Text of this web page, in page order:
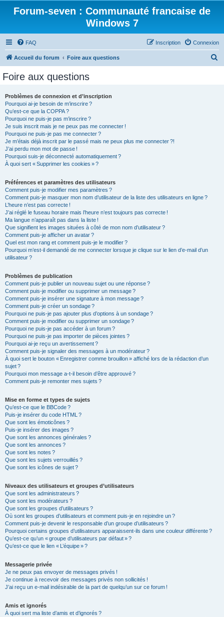
Forum-seven : Communauté francaise de
Windows 7
FAQ Connexion
Inscription
Accueil du forum Foire aux questions
Foire aux questions
Problèmes de connexion et d’inscription
Pourquoi ai-je besoin de m’inscrire ?
Qu’est-ce que la COPPA ?
Pourquoi ne puis-je pas m’inscrire ?
Je suis inscrit mais je ne peux pas me connecter !
Pourquoi ne puis-je pas me connecter ?
Je m’étais déjà inscrit par le passé mais ne peux plus me connecter ?!
J’ai perdu mon mot de passe !
Pourquoi suis-je déconnecté automatiquement ?
À quoi sert « Supprimer les cookies » ?
Préférences et paramètres des utilisateurs
Comment puis-je modifier mes paramètres ?
Comment puis-je masquer mon nom d’utilisateur de la liste des utilisateurs en ligne ?
L’heure n’est pas correcte !
J’ai réglé le fuseau horaire mais l’heure n’est toujours pas correcte !
Ma langue n’apparaît pas dans la liste !
Que signifient les images situées à côté de mon nom d’utilisateur ?
Comment puis-je afficher un avatar ?
Quel est mon rang et comment puis-je le modifier ?
Pourquoi m’est-il demandé de me connecter lorsque je clique sur le lien d’e-mail d’un
utilisateur ?
Problèmes de publication
Comment puis-je publier un nouveau sujet ou une réponse ?
Comment puis-je modifier ou supprimer un message ?
Comment puis-je insérer une signature à mon message ?
Comment puis-je créer un sondage ?
Pourquoi ne puis-je pas ajouter plus d’options à un sondage ?
Comment puis-je modifier ou supprimer un sondage ?
Pourquoi ne puis-je pas accéder à un forum ?
Pourquoi ne puis-je pas importer de pièces jointes ?
Pourquoi ai-je reçu un avertissement ?
Comment puis-je signaler des messages à un modérateur ?
À quoi sert le bouton « Enregistrer comme brouillon » affiché lors de la rédaction d’un
sujet ?
Pourquoi mon message a-t-il besoin d’être approuvé ?
Comment puis-je remonter mes sujets ?
Mise en forme et types de sujets
Qu’est-ce que le BBCode ?
Puis-je insérer du code HTML ?
Que sont les émoticônes ?
Puis-je insérer des images ?
Que sont les annonces générales ?
Que sont les annonces ?
Que sont les notes ?
Que sont les sujets verrouillés ?
Que sont les icônes de sujet ?
Niveaux des utilisateurs et groupes d’utilisateurs
Que sont les administrateurs ?
Que sont les modérateurs ?
Que sont les groupes d’utilisateurs ?
Où sont les groupes d’utilisateurs et comment puis-je en rejoindre un ?
Comment puis-je devenir le responsable d’un groupe d’utilisateurs ?
Pourquoi certains groupes d’utilisateurs apparaissent-ils dans une couleur différente ?
Qu’est-ce qu’un « groupe d’utilisateurs par défaut » ?
Qu’est-ce que le lien « L’équipe » ?
Messagerie privée
Je ne peux pas envoyer de messages privés !
Je continue à recevoir des messages privés non sollicités !
J’ai reçu un e-mail indésirable de la part de quelqu’un sur ce forum !
Amis et ignorés
À quoi sert ma liste d’amis et d’ignorés ?